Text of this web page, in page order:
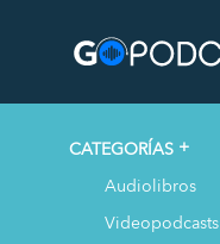
CATEGORÍAS
Audiolibros
Videopodcasts